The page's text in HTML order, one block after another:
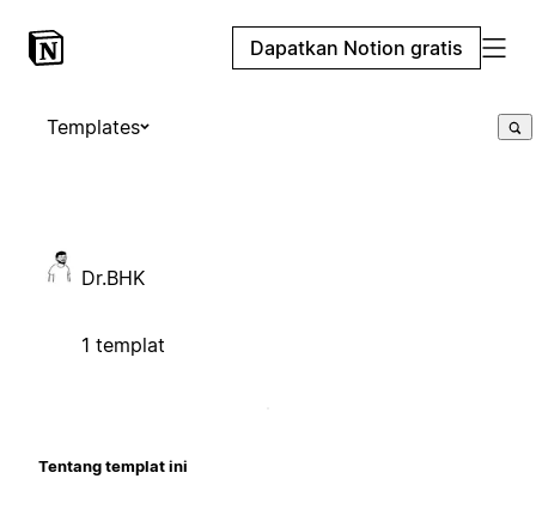
Dapatkan Notion gratis
Templates
Dr.BHK
1 templat
Tentang templat ini